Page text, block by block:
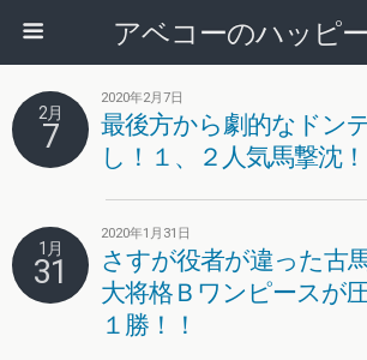
アベコーのハッピ
2月
7
2020年2月7日
最後方から劇的なドン
し！１、２人気馬撃沈！
1月
31
2020年1月31日
さすが役者が違った古
大将格Ｂワンピースが
１勝！！